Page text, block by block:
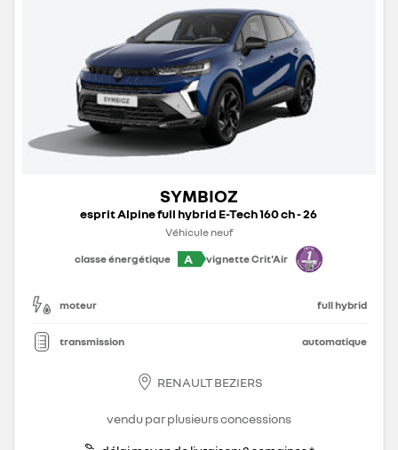
SYMBIOZ
esprit Alpine full hybrid E-Tech 160 ch - 26
Véhicule neuf
classe énergétique
A vignette Crit'Air
moteur full hybrid
transmission automatique
RENAULT BEZIERS
vendu par plusieurs concessions